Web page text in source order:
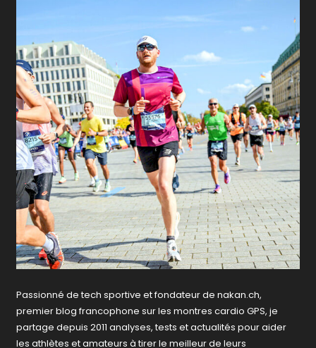
Passionné de tech sportive et fondateur de nakan.ch,
premier blog francophone sur les montres cardio GPS, je
partage depuis 2011 analyses, tests et actualités pour aider
les athlètes et amateurs à tirer le meilleur de leurs